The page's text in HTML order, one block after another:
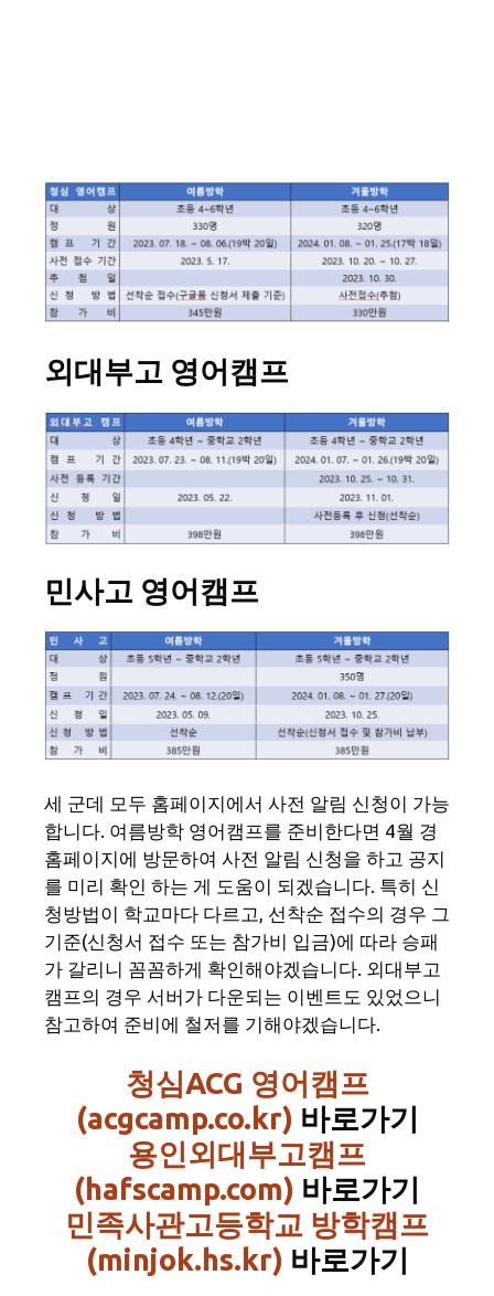
외대부고 영어캠프
민사고 영어캠프
세 군데 모두 홈페이지에서 사전 알림 신청이 가능
합니다. 여름방학 영어캠프를 준비한다면 4월 경
홈페이지에 방문하여 사전 알림 신청을 하고 공지
를 미리 확인 하는 게 도움이 되겠습니다. 특히 신
청방법이 학교마다 다르고, 선착순 접수의 경우 그
기준(신청서 접수 또는 참가비 입금)에 따라 승패
가 갈리니 꼼꼼하게 확인해야겠습니다. 외대부고
캠프의 경우 서버가 다운되는 이벤트도 있었으니
참고하여 준비에 철저를 기해야겠습니다.
청심ACG 영어캠프
(acgcamp.co.kr) 바로가기
용인외대부고캠프
(hafscamp.com) 바로가기
민족사관고등학교 방학캠프
(minjok.hs.kr) 바로가기